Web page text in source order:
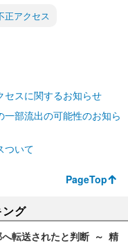
アクセス
セスに関するお知らせ
部流出の可能性のお知ら
ついて
PageTop
ング
へ転送されたと判断 ～ 精